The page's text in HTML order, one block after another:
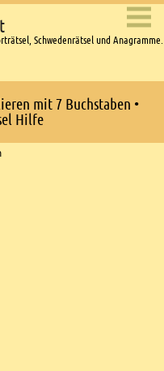
Schwedenrätsel und Anagramme.
mit 7 Buchstaben •
Hilfe